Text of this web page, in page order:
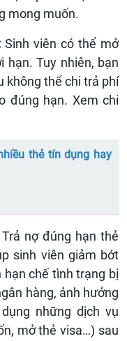
mong muốn.
Sinh viên có thể mở
hạn. Tuy nhiên, bạn
không thể chi trả phí
đúng hạn. Xem chi
thẻ tín dụng hay
Trả nợ đúng hạn thẻ
sinh viên giảm bớt
chế tình trạng bị
hàng, ảnh hưởng
những dịch vụ
mở thẻ visa…) sau